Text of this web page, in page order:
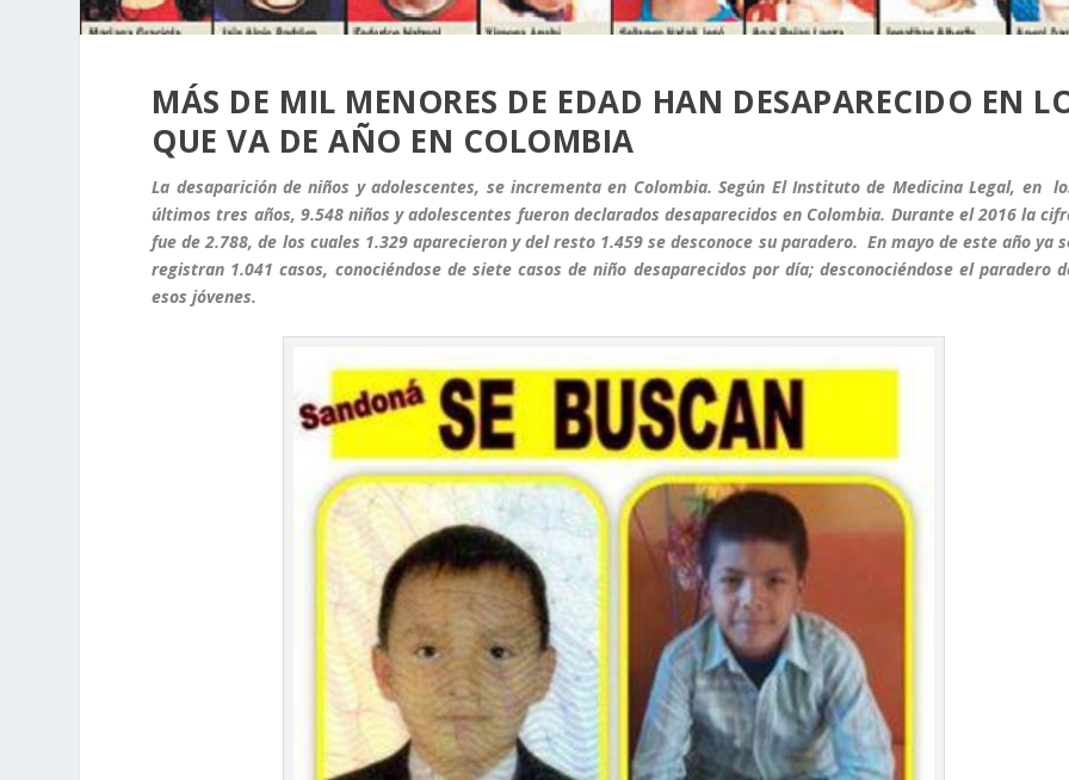
MÁS DE MIL MENORES DE EDAD HAN DESAPARECIDO EN
QUE VA DE AÑO EN COLOMBIA
La desaparición de niños y adolescentes, se incrementa en Colombia. Según El Instituto de Medicina Legal, en
últimos tres años, 9.548 niños y adolescentes fueron declarados desaparecidos en Colombia. Durante el 2016 la
fue de 2.788, de los cuales 1.329 aparecieron y del resto 1.459 se desconoce su paradero. En mayo de este año ya
registran 1.041 casos, conociéndose de siete casos de niño desaparecidos por día; desconociéndose el paradero
esos jóvenes.